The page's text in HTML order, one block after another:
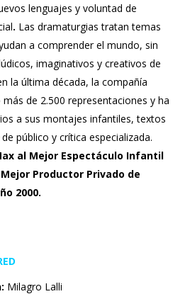
lenguajes y voluntad de
. Las dramaturgias tratan temas
a comprender el mundo, sin
imaginativos y creativos de
la última década, la compañía
de 2.500 representaciones y ha
a sus montajes infantiles, textos
público y crítica especializada.
al Mejor Espectáculo Infantil
Productor Privado de
2000.
Milagro Lalli